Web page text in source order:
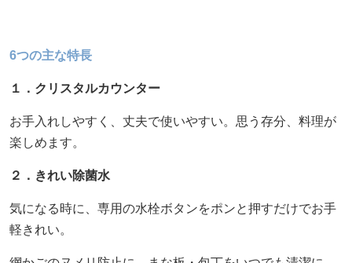
6つの主な特長
１．クリスタルカウンター
お手入れしやすく、丈夫で使いやすい。思う存分、料理が
楽しめます。
２．きれい除菌水
気になる時に、専用の水栓ボタンをポンと押すだけでお手
軽きれい。